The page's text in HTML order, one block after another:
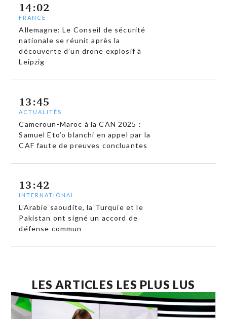
14:02
FRANCE
Allemagne: Le Conseil de sécurité
nationale se réunit après la
découverte d’un drone explosif à
Leipzig
13:45
ACTUALITÉS
Cameroun-Maroc à la CAN 2025 :
Samuel Eto’o blanchi en appel par la
CAF faute de preuves concluantes
13:42
INTERNATIONAL
L’Arabie saoudite, la Turquie et le
Pakistan ont signé un accord de
défense commun
LES ARTICLES LES PLUS LUS